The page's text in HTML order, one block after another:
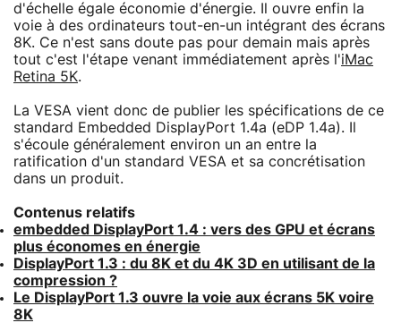
d'échelle égale économie d'énergie. Il ouvre enfin la
voie à des ordinateurs tout-en-un intégrant des écrans
8K. Ce n'est sans doute pas pour demain mais après
tout c'est l'étape venant immédiatement après l'iMac
Retina 5K.
La VESA vient donc de publier les spécifications de ce
standard Embedded DisplayPort 1.4a (eDP 1.4a). Il
s'écoule généralement environ un an entre la
ratification d'un standard VESA et sa concrétisation
dans un produit.
Contenus relatifs
embedded DisplayPort 1.4 : vers des GPU et écrans
plus économes en énergie
DisplayPort 1.3 : du 8K et du 4K 3D en utilisant de la
compression ?
Le DisplayPort 1.3 ouvre la voie aux écrans 5K voire
8K